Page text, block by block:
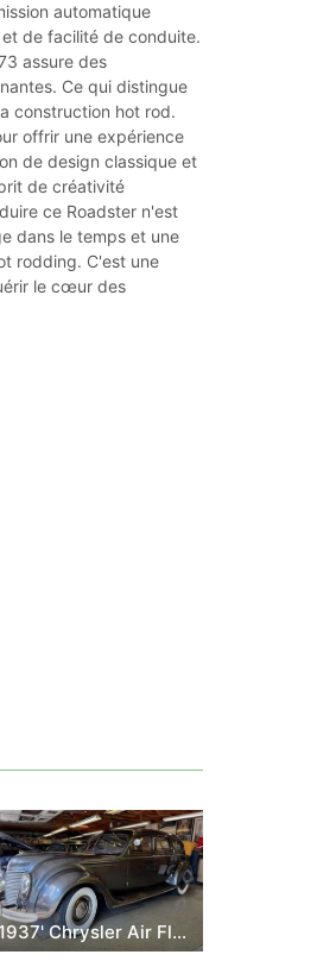
automatique
de facilité de conduite.
assure des
Ce qui distingue
construction hot rod.
offrir une expérience
de design classique et
de créativité
ce Roadster n'est
dans le temps et une
rodding. C'est une
le cœur des
1937' Chrysler Air Flow